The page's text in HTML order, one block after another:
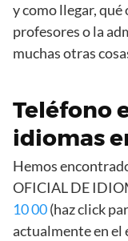
y como llegar,
profesores o la
muchas otras
Teléfono
idiomas
Hemos
OFICIAL DE
10 00(haz click
actualmente en el